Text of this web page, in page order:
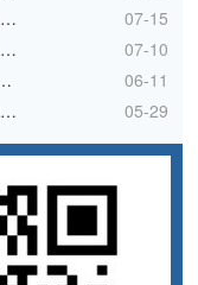
07-15
07-10
06-11
05-29